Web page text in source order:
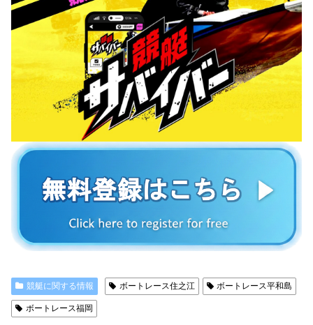
競艇に関する情報 ボートレース住之江 ボートレース平和島
ボートレース福岡